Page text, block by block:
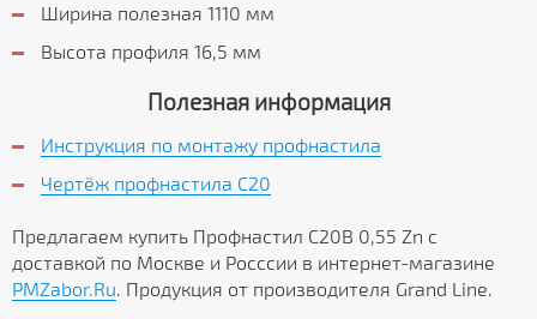
Ширина полезная 1110 мм
Высота профиля 16,5 мм
Полезная информация
Инструкция по монтажу профнастила
Чертёж профнастила C20
Предлагаем купить Профнастил С20В 0,55 Zn с
доставкой по Москве и Росссии в интернет-магазине
PMZabor.Ru . Продукция от производителя Grand Line.